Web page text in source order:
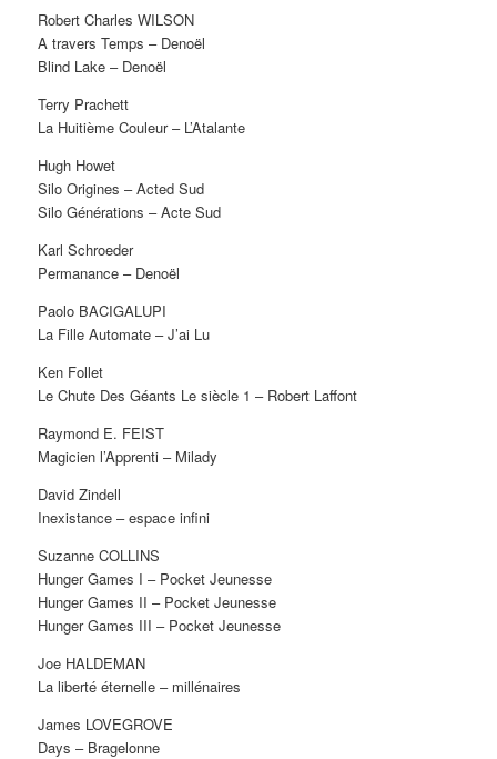
Robert Charles WILSON
A travers Temps – Denoël
Blind Lake – Denoël
Terry Prachett
La Huitième Couleur – L’Atalante
Hugh Howet
Silo Origines – Acted Sud
Silo Générations – Acte Sud
Karl Schroeder
Permanance – Denoël
Paolo BACIGALUPI
La Fille Automate – J’ai Lu
Ken Follet
Le Chute Des Géants Le siècle 1 – Robert Laffont
Raymond E. FEIST
Magicien l’Apprenti – Milady
David Zindell
Inexistance – espace infini
Suzanne COLLINS
Hunger Games I – Pocket Jeunesse
Hunger Games II – Pocket Jeunesse
Hunger Games III – Pocket Jeunesse
Joe HALDEMAN
La liberté éternelle – millénaires
James LOVEGROVE
Days – Bragelonne